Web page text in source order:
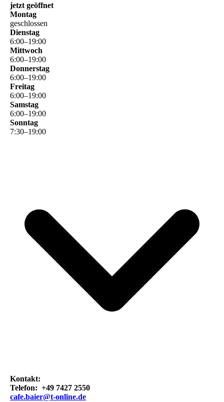
jetzt geöffnet
Montag
geschlossen
Dienstag
6:00–19:00
Mittwoch
6:00–19:00
Donnerstag
6:00–19:00
Freitag
6:00–19:00
Samstag
6:00–19:00
Sonntag
7:30–19:00
Kontakt:
Telefon: +49 7427 2550
cafe.baier@t-online.de